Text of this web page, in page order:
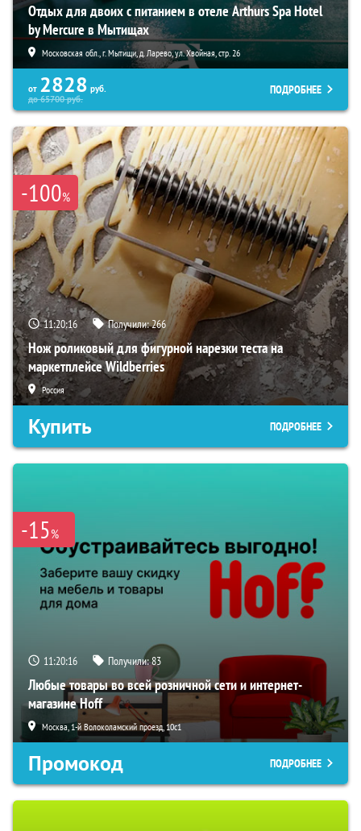
Отдых для двоих с питанием в отеле Arthurs Spa Hotel
by Mercure в Мытищах
Московская обл., г. Мытищи, д. Ларево, ул. Хвойная, стр. 26
от 2828 руб.
до65700руб.
ПОДРОБНЕЕ
-100%
11:20:15 Получили:266
Нож роликовый для фигурной нарезки теста на
маркетплейсе Wildberries
Россия
Купить ПОДРОБНЕЕ
-15%
11:20:15 Получили:83
Любые товары во всей розничной сети и интернет-
магазине Hoff
Москва, 1-й Волоколамский проезд, 10с1
Промокод ПОДРОБНЕЕ